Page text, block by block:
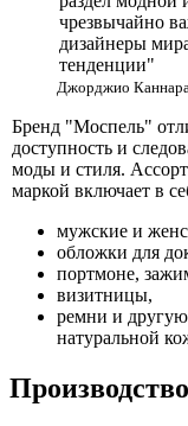
чрезвычайно
дизайнеры
тенденции"
Джорджио
Бренд "Моспель"
доступность и
моды и стиля.
маркой включает в
мужские и
обложки для
портмоне,
визитницы,
ремни и
натуральной